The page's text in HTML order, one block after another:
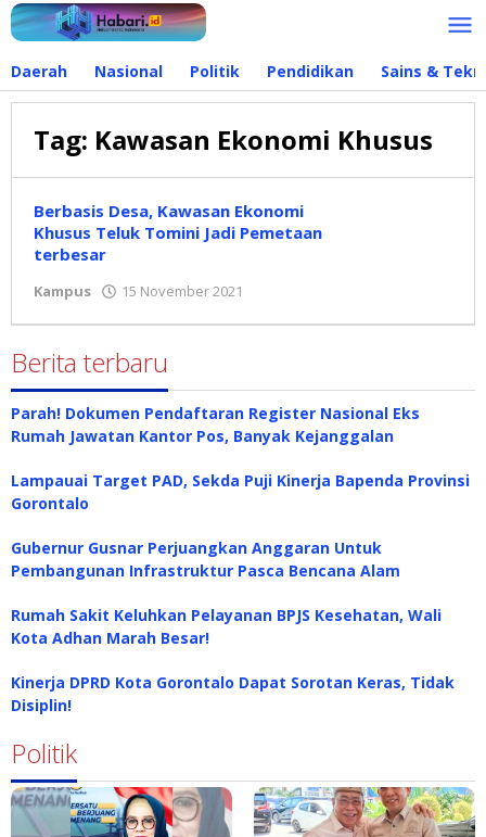
Lewati
ke
Daerah Nasional Politik Pendidikan Sains &
Tag: Kawasan Ekonomi Khusus
Berbasis Desa, Kawasan Ekonomi
Khusus Teluk Tomini Jadi Pemetaan
terbesar
Kampus 15 November 2021
Mokambu
Berita terbaru
Parah! Dokumen Pendaftaran Register Nasional Eks
Rumah Jawatan Kantor Pos, Banyak Kejanggalan
Lampauai Target PAD, Sekda Puji Kinerja Bapenda Provinsi
Gorontalo
Gubernur Gusnar Perjuangkan Anggaran Untuk
Pembangunan Infrastruktur Pasca Bencana Alam
Rumah Sakit Keluhkan Pelayanan BPJS Kesehatan, Wali
Kota Adhan Marah Besar!
Kinerja DPRD Kota Gorontalo Dapat Sorotan Keras, Tidak
Disiplin!
Politik